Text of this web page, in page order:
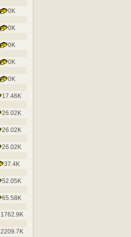
0K
0K
0K
0K
0K
17.46K
26.02K
26.02K
26.02K
37.4K
52.05K
65.58K
1762.9K
2209.7K